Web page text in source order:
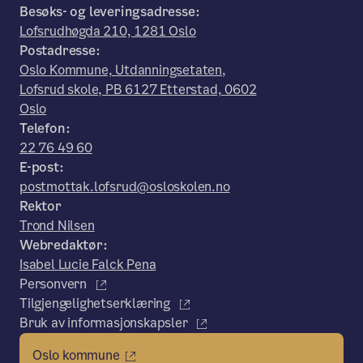
Besøks- og leveringsadresse:
Lofsrudhøgda 210, 1281 Oslo
Postadresse:
Oslo Kommune, Utdanningsetaten,
Lofsrud skole, PB 6127 Etterstad, 0602
Oslo
Telefon:
22 76 49 60
E-post:
postmottak.lofsrud@osloskolen.no
Rektor
Trond Nilsen
Webredaktør:
Isabel Lucie Falck Pena
Personvern
Tilgjengelighetserklæring
Bruk av informasjonskapsler
Oslo kommune